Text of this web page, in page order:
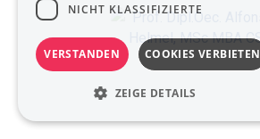
NICHT KLASSIFIZIERTE
VERSTANDEN COOKIES VERBIETEN
ZEIGE DETAILS